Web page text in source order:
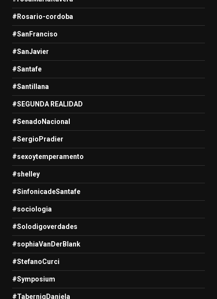
#Rosario-cordoba
#SanFranciso
#SanJavier
#Santafe
#Santillana
#SEGUNDA REALIDAD
#SenadoNacional
#SergioPradier
#sexoytemperamento
#shelley
#SinfonicadeSantafe
#sociologia
#Solodigoverdades
#sophiaVanDerBlank
#StefanoCurci
#Symposium
#TabernigDaniela